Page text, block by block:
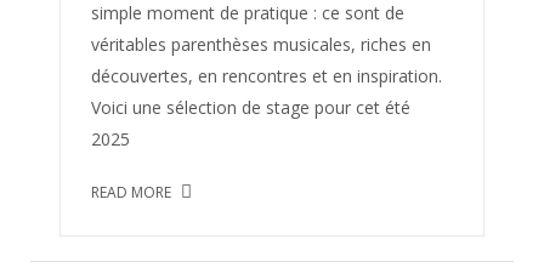
simple moment de pratique : ce sont de
véritables parenthèses musicales, riches en
découvertes, en rencontres et en inspiration.
Voici une sélection de stage pour cet été
2025
READ MORE